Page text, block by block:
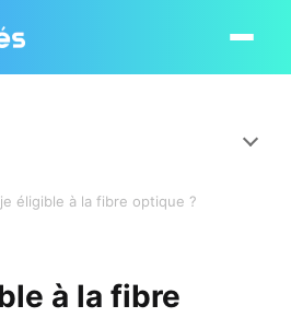
Ouvrir le
éligible à la fibre optique ?
à la fibre